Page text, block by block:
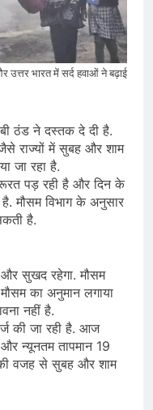
के जरिए भारतीय
को मिलेगा बढ़ावा
ने भोगापुरम
का उद्घाटन किया,
करोड़ की विकास
Khelo India
का बड़ा
भारत में सर्द हवाओं ने बढ़ाई
ठंड ने दस्तक दे दी है.
राज्यों में सुबह और शाम
जा रहा है.
पड़ रही है और दिन के
है. मौसम विभाग के अनुसार
है.
और सुखद रहेगा. मौसम
का अनुमान लगाया
नहीं है.
की जा रही है. आज
न्यूनतम तापमान 19
वजह से सुबह और शाम